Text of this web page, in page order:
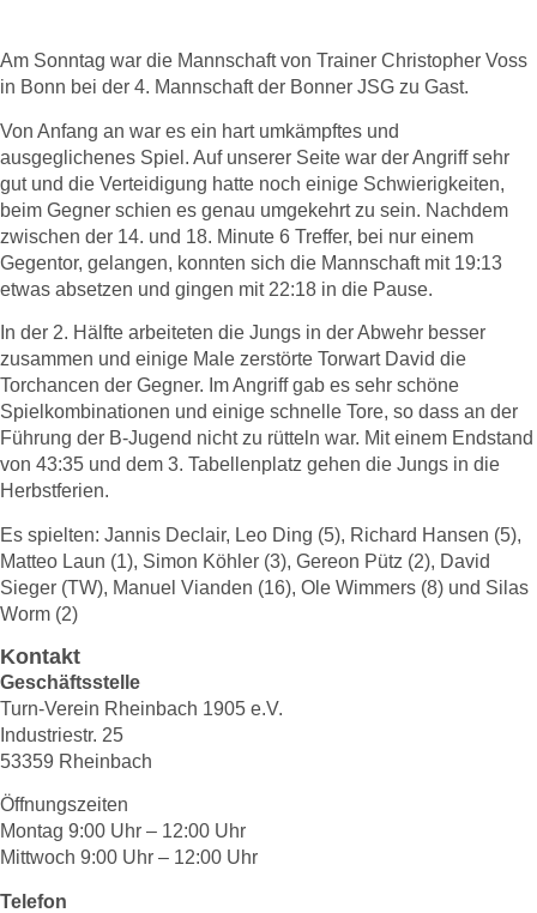
Am Sonntag war die Mannschaft von Trainer Christopher Voss
in Bonn bei der 4. Mannschaft der Bonner JSG zu Gast.
Von Anfang an war es ein hart umkämpftes und
ausgeglichenes Spiel. Auf unserer Seite war der Angriff sehr
gut und die Verteidigung hatte noch einige Schwierigkeiten,
beim Gegner schien es genau umgekehrt zu sein. Nachdem
zwischen der 14. und 18. Minute 6 Treffer, bei nur einem
Gegentor, gelangen, konnten sich die Mannschaft mit 19:13
etwas absetzen und gingen mit 22:18 in die Pause.
In der 2. Hälfte arbeiteten die Jungs in der Abwehr besser
zusammen und einige Male zerstörte Torwart David die
Torchancen der Gegner. Im Angriff gab es sehr schöne
Spielkombinationen und einige schnelle Tore, so dass an der
Führung der B-Jugend nicht zu rütteln war. Mit einem Endstand
von 43:35 und dem 3. Tabellenplatz gehen die Jungs in die
Herbstferien.
Es spielten: Jannis Declair, Leo Ding (5), Richard Hansen (5),
Matteo Laun (1), Simon Köhler (3), Gereon Pütz (2), David
Sieger (TW), Manuel Vianden (16), Ole Wimmers (8) und Silas
Worm (2)
Kontakt
Geschäftsstelle
Turn-Verein Rheinbach 1905 e.V.
Industriestr. 25
53359 Rheinbach
Öffnungszeiten
Montag 9:00 Uhr – 12:00 Uhr
Mittwoch 9:00 Uhr – 12:00 Uhr
Telefon